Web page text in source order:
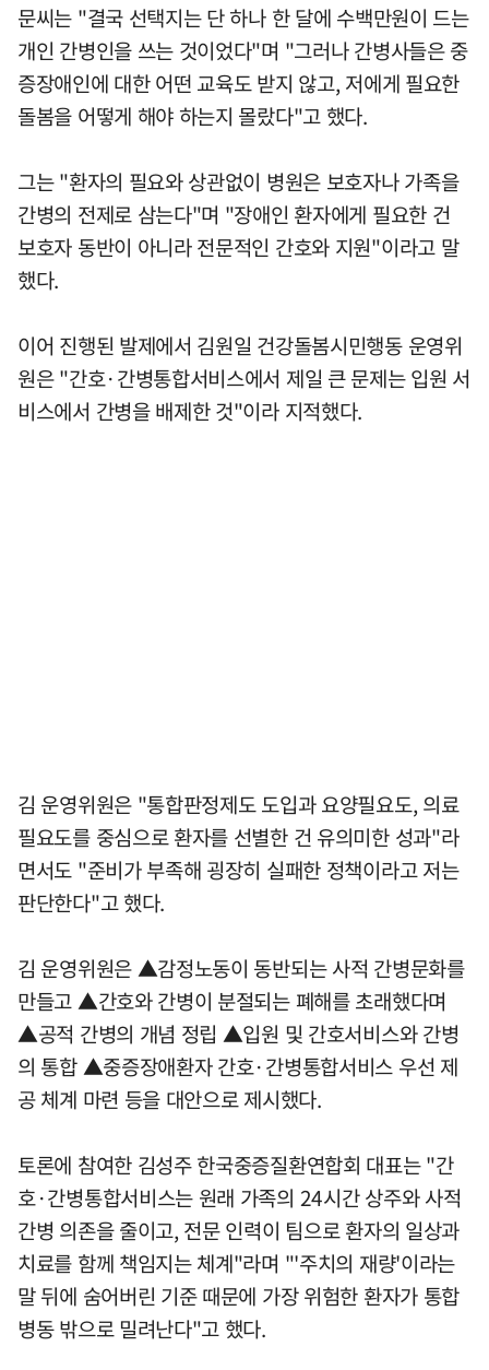
문씨는 "결국 선택지는 단 하나 한 달에 수백만원이 드는
개인 간병인을 쓰는 것이었다"며 "그러나 간병사들은 중
증장애인에 대한 어떤 교육도 받지 않고, 저에게 필요한
돌봄을 어떻게 해야 하는지 몰랐다"고 했다.
그는 "환자의 필요와 상관없이 병원은 보호자나 가족을
간병의 전제로 삼는다"며 "장애인 환자에게 필요한 건
보호자 동반이 아니라 전문적인 간호와 지원"이라고 말
했다.
이어 진행된 발제에서 김원일 건강돌봄시민행동 운영위
원은 "간호·간병통합서비스에서 제일 큰 문제는 입원 서
비스에서 간병을 배제한 것"이라 지적했다.
김 운영위원은 "통합판정제도 도입과 요양필요도, 의료
필요도를 중심으로 환자를 선별한 건 유의미한 성과"라
면서도 "준비가 부족해 굉장히 실패한 정책이라고 저는
판단한다"고 했다.
김 운영위원은 ▲감정노동이 동반되는 사적 간병문화를
만들고 ▲간호와 간병이 분절되는 폐해를 초래했다며
▲공적 간병의 개념 정립 ▲입원 및 간호서비스와 간병
의 통합 ▲중증장애환자 간호·간병통합서비스 우선 제
공 체계 마련 등을 대안으로 제시했다.
토론에 참여한 김성주 한국중증질환연합회 대표는 "간
호·간병통합서비스는 원래 가족의 24시간 상주와 사적
간병 의존을 줄이고, 전문 인력이 팀으로 환자의 일상과
치료를 함께 책임지는 체계"라며 "'주치의 재량'이라는
말 뒤에 숨어버린 기준 때문에 가장 위험한 환자가 통합
병동 밖으로 밀려난다"고 했다.